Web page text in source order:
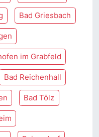
Bad Griesbach
im Grabfeld
Bad Reichenhall
Bad Tölz